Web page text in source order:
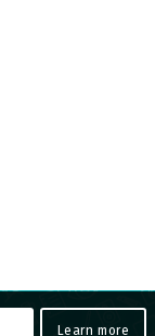
Learn more